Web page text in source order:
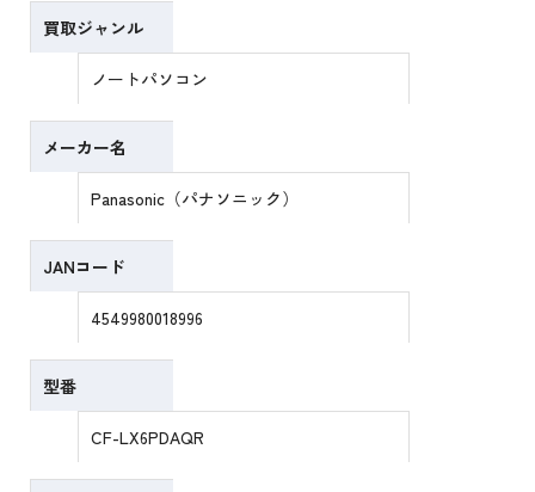
買取ジャンル
ノートパソコン
メーカー名
Panasonic（パナソニック）
JANコード
4549980018996
型番
CF-LX6PDAQR